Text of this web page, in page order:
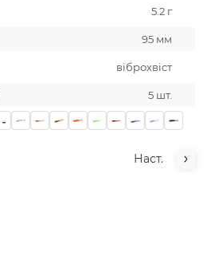
5.2 г
95 мм
віброхвіст
5 шт.
Наст.